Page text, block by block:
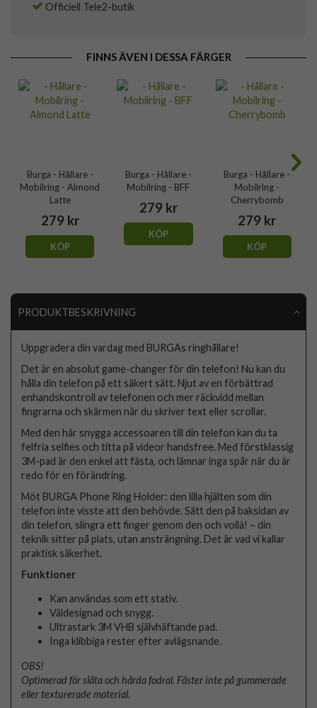
Officiell Tele2-butik
FINNS ÄVEN I DESSA FÄRGER
Burga - Hållare -
Mobilring - Almond
Latte
279 kr
KÖP
Burga - Hållare -
Mobilring - BFF
279 kr
KÖP
Burga - Hållare -
Mobilring -
Cherrybomb
279 kr
KÖP
PRODUKTBESKRIVNING
Uppgradera din vardag med BURGAs ringhållare!
Det är en absolut game-changer för din telefon! Nu kan du
hålla din telefon på ett säkert sätt. Njut av en förbättrad
enhandskontroll av telefonen och mer räckvidd mellan
fingrarna och skärmen när du skriver text eller scrollar.
Med den här snygga accessoaren till din telefon kan du ta
felfria selfies och titta på videor handsfree. Med förstklassig
3M-pad är den enkel att fästa, och lämnar inga spår när du är
redo för en förändring.
Möt BURGA Phone Ring Holder: den lilla hjälten som din
telefon inte visste att den behövde. Sätt den på baksidan av
din telefon, slingra ett finger genom den och voilà! – din
teknik sitter på plats, utan ansträngning. Det är vad vi kallar
praktisk säkerhet.
Funktioner
Kan användas som ett stativ.
Väldesignad och snygg.
Ultrastark 3M VHB självhäftande pad.
Inga klibbiga rester efter avlägsnande.
OBS!
Optimerad för släta och hårda fodral. Fäster inte på gummerade
eller texturerade material.